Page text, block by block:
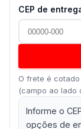
CEP de
O frete é
(campo ao lado
Informe o
opções de